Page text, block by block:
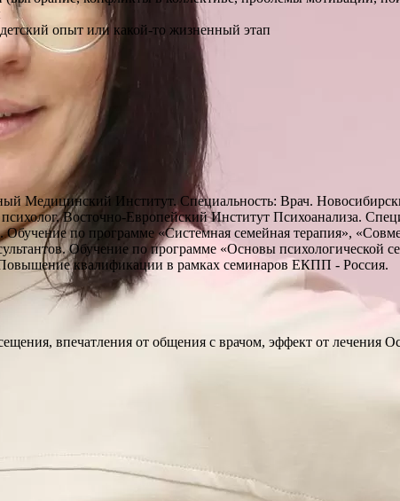
опыт или какой-то жизненный этап
Медицинский Институт. Специальность: Врач.
Восточно-Европейский Институт Психоанализа.
Обучение по программе «Системная семейная терапия»,
Обучение по программе «Основы
квалификации в рамках семинаров ЕКПП - Россия.
впечатления от общения с врачом, эффект от лечения